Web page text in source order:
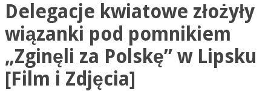
Delegacje kwiatowe złożyły
wiązanki pod pomnikiem
„Zginęli za Polskę” w Lipsku
[Film i Zdjęcia]